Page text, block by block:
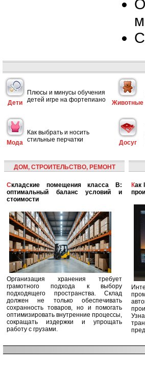
Дети
Плюсы и минусы обучения
детей игре на фортепиано
Животные
Мода
Как выбрать и носить
стильные перчатки
Досуг
ДОМ, СТРОИТЕЛЬСТВО, РЕМОНТ
Складские помещения класса B:
оптимальный баланс условий и
стоимости
Организация хранения требует
грамотного подхода к выбору
подходящего пространства. Склад
должен не только обеспечивать
сохранность товаров, но и помогать
оптимизировать внутренние процессы,
сокращать издержки и упрощать
работу с грузами.
Как IoT влияет на промышленность и